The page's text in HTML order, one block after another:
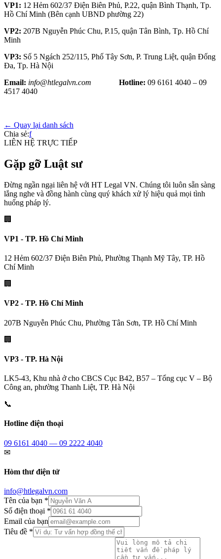
VP1: 12 Hẻm 602/37 Điện Biên Phủ, P.22, quận Bình Thạnh, Tp.
Hồ Chí Minh (Bên cạnh UBND phường 22)
VP2: 207B Nguyễn Phúc Chu, P.15, quận Tân Bình, Tp. Hồ Chí
Minh
VP3: Số 5 Ngách 252/115, Phố Tây Sơn, P. Trung Liệt, quận Đống
Đa, Tp. Hà Nội
Email: info@htlegalvn.com Hotline: 09 6161 4040 – 09
4517 4040
← Quay lại danh sách
Chia sẻ:f
LIÊN HỆ TRỰC TIẾP
Gặp gỡ Luật sư
Đừng ngần ngại liên hệ với HT Legal VN. Chúng tôi luôn sẵn sàng
lắng nghe và đồng hành cùng quý khách xử lý hiệu quả mọi tình
huống pháp lý.
🏢
VP1 - TP. Hồ Chí Minh
12 Hẻm 602/37 Điện Biên Phủ, Phường Thạnh Mỹ Tây, TP. Hồ
Chí Minh
🏢
VP2 - TP. Hồ Chí Minh
207B Nguyễn Phúc Chu, Phường Tân Sơn, TP. Hồ Chí Minh
🏢
VP3 - TP. Hà Nội
LK5-43, Khu nhà ở cho CBCS Cục B42, B57 – Tổng cục V – Bộ
Công an, phường Thanh Liệt, TP. Hà Nội
📞
Hotline điện thoại
09 6161 4040 — 09 2222 4040
✉
Hòm thư điện tử
info@htlegalvn.com
Tên của bạn *
Số điện thoại *
Email của bạn
Tiêu đề *